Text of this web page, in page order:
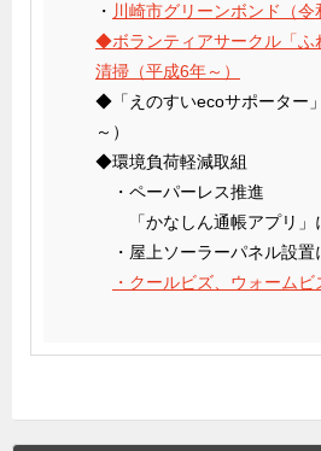
・ 川崎市グリーンボンド（令
◆ボランティアサークル「ふ
清掃（平成6年～）
◆「えのすいecoサポーター
～）
◆環境負荷軽減取組
・ペーパーレス推進
「かなしん通帳アプリ」
・屋上ソーラーパネル設置
・クールビズ、ウォーム